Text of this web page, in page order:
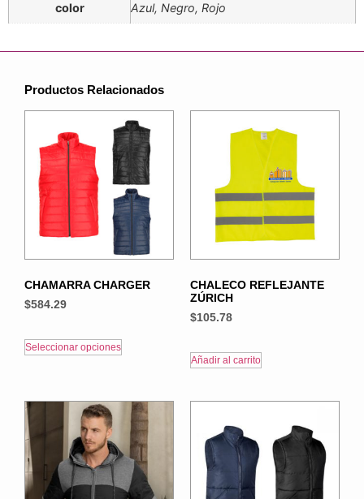
color Azul, Negro, Rojo
Productos Relacionados
CHAMARRA CHARGER
$584.29
Seleccionar opciones
CHALECO REFLEJANTE
ZÚRICH
$105.78
Añadir al carrito